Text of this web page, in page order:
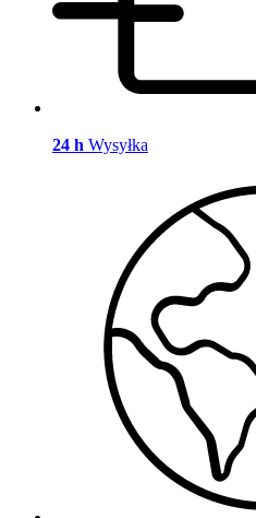
24 h Wysyłka